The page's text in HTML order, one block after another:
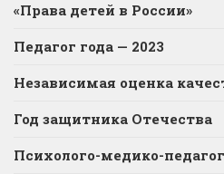
«Права детей в России»
Педагог года — 2023
Независимая оценка
Год защитника Отечества
Психолого-медико-